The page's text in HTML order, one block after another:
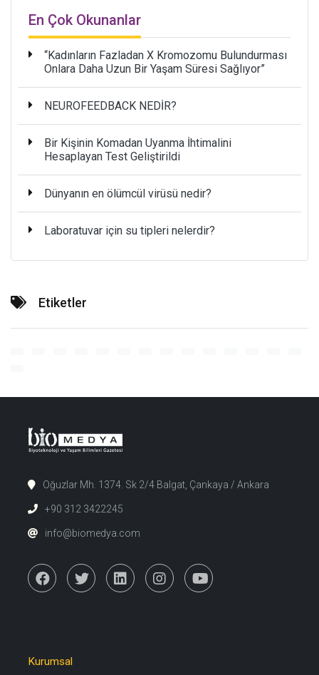
En Çok Okunanlar
“Kadınların Fazladan X Kromozomu Bulundurması
Onlara Daha Uzun Bir Yaşam Süresi Sağlıyor”
NEUROFEEDBACK NEDİR?
Bir Kişinin Komadan Uyanma İhtimalini
Hesaplayan Test Geliştirildi
Dünyanın en ölümcül virüsü nedir?
Laboratuvar için su tipleri nelerdir?
Etiketler
Oğuzlar Mh. 1374. Sk 2/4 Balgat, Çankaya / Ankara
+90 312 3422245
info@biomedya.com
Kurumsal